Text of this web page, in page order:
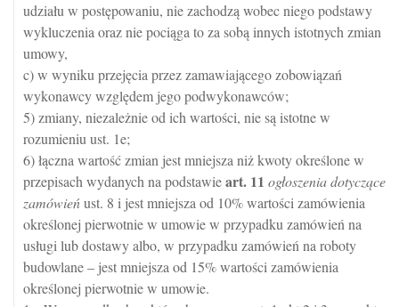
udziału w postępowaniu, nie zachodzą wobec niego podstawy
wykluczenia oraz nie pociąga to za sobą innych istotnych zmian
umowy,
c) w wyniku przejęcia przez zamawiającego zobowiązań
wykonawcy względem jego podwykonawców;
5) zmiany, niezależnie od ich wartości, nie są istotne w
rozumieniu ust. 1e;
6) łączna wartość zmian jest mniejsza niż kwoty określone w
przepisach wydanych na podstawieart. 11 ogłoszenia dotyczące
zamówieńust. 8 i jest mniejsza od 10% wartości zamówienia
określonej pierwotnie w umowie w przypadku zamówień na
usługi lub dostawy albo, w przypadku zamówień na roboty
budowlane – jest mniejsza od 15% wartości zamówienia
określonej pierwotnie w umowie.